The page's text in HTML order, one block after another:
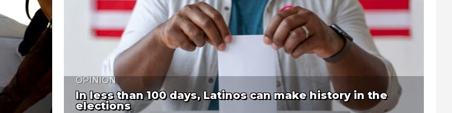
OPINION
In less than 100 days, Latinos can make history in the
elections